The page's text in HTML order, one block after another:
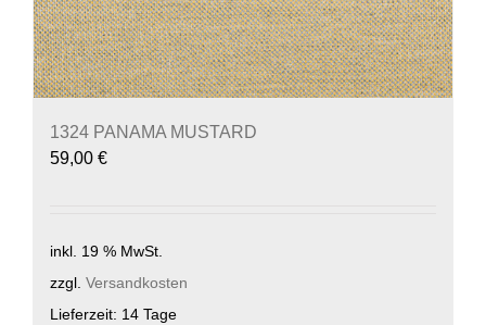
1324 PANAMA MUSTARD
59,00 €
inkl. 19 % MwSt.
zzgl. Versandkosten
Lieferzeit: 14 Tage